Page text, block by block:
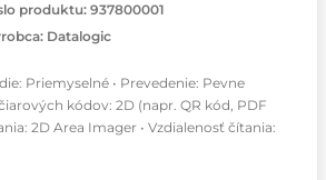
produktu:937800001
Datalogic
Priemyselné • Prevedenie: Pevne
kódov: 2D (napr. QR kód, PDF
2D Area Imager • Vzdialenosť čítania: